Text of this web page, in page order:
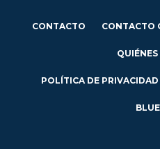
CONTACTO CONTACTO
POLÍTICA DE